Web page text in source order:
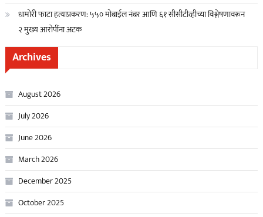
धामोरी फाटा हत्याप्रकरण: ५५० मोबाईल नंबर आणि ६१ सीसीटीव्हीच्या विश्लेषणावरून
२ मुख्य आरोपींना अटक
Archives
August 2026
July 2026
June 2026
March 2026
December 2025
October 2025